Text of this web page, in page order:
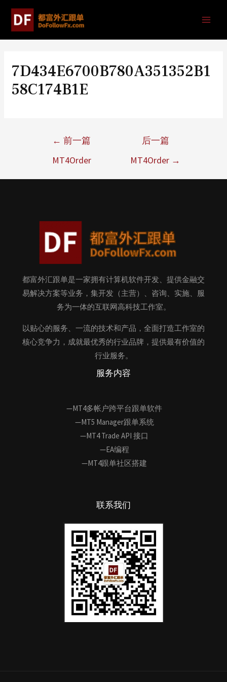
7D434E6700B780A351352B1
58C174B1E
← 前一篇
MT4Order
后一篇
MT4Order →
都富外汇跟单是一家拥有计算机软件开发、提供金融交
易解决方案等业务，集开发（主营）、咨询、实施、服
务为一体的互联网高科技工作室。
以贴心的服务、一流的技术和产品，全面打造工作室的
核心竞争力，成就最优秀的行业品牌，提供最有价值的
行业服务。
服务内容
—MT4多帐户跨平台跟单软件
—MT5 Manager跟单系统
—MT4 Trade API 接口
—EA编程
—MT4跟单社区搭建
联系我们